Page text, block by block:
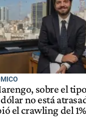
sobre el
no está
el crawling del 1%